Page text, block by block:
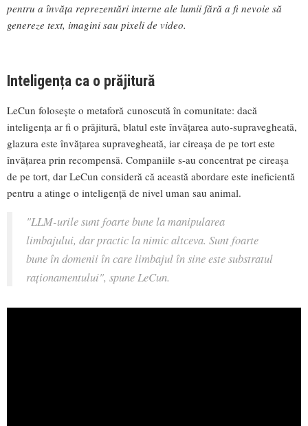
pentru a învăța reprezentări interne ale lumii fără a fi nevoie să
genereze text, imagini sau pixeli de video.
Inteligența ca o prăjitură
LeCun folosește o metaforă cunoscută în comunitate: dacă
inteligența ar fi o prăjitură, blatul este învățarea auto-supravegheată,
glazura este învățarea supravegheată, iar cireașa de pe tort este
învățarea prin recompensă. Companiile s-au concentrat pe cireașa
de pe tort, dar LeCun consideră că această abordare este ineficientă
pentru a atinge o inteligență de nivel uman sau animal.
"LLM-urile sunt foarte bune la manipularea
limbajului, dar practic la nimic altceva. Sunt foarte
bune în domenii în care limbajul în sine este substratul
raționamentului", spune LeCun.